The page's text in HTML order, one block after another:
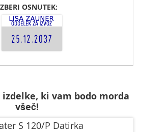
OSNUTEK:
ki vam bodo morda
všeč!
S 120/P Datirka